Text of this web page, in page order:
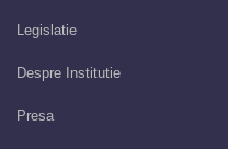
Legislatie
Despre Institutie
Presa